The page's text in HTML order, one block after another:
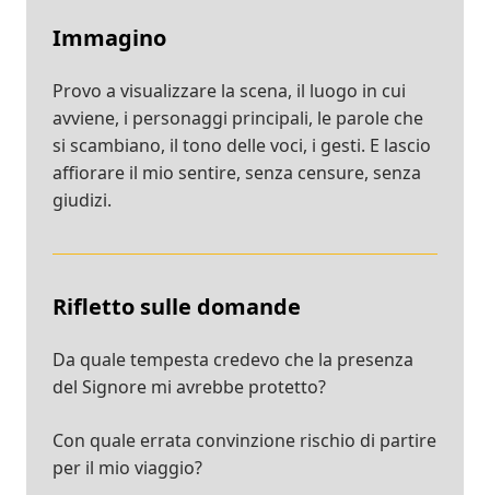
Immagino
Provo a visualizzare la scena, il luogo in cui
avviene, i personaggi principali, le parole che
si scambiano, il tono delle voci, i gesti. E lascio
affiorare il mio sentire, senza censure, senza
giudizi.
Rifletto sulle domande
Da quale tempesta credevo che la presenza
del Signore mi avrebbe protetto?
Con quale errata convinzione rischio di partire
per il mio viaggio?